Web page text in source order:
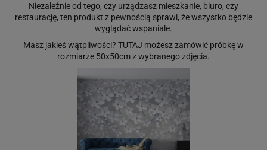
Niezależnie od tego, czy urządzasz mieszkanie, biuro, czy
restaurację, ten produkt z pewnością sprawi, że wszystko będzie
wyglądać wspaniale.
Masz jakieś wątpliwości? TUTAJ możesz zamówić próbkę w
rozmiarze 50x50cm z wybranego zdjęcia.